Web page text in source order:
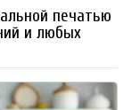
печатью
и любых